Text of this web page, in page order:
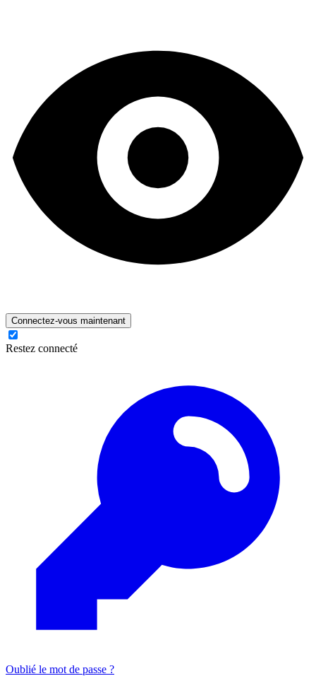
Connectez-vous maintenant
Restez connecté
Oublié le mot de passe ?